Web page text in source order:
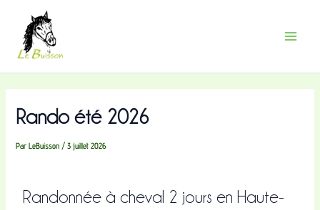
contenu
Menu
c
Rando été 2026
ParLeBuisson /3 juillet 2026
Randonnée à cheval 2 jours en Haute-